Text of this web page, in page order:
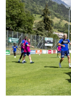
RESTAURATION
CLUB
CONTACT
ACTUALITÉS